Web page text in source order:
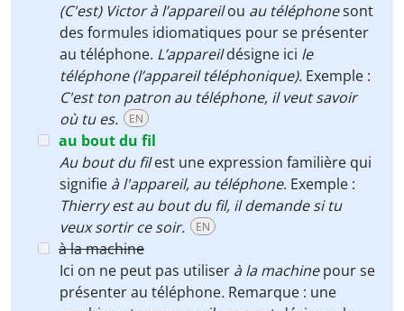
(C'est) Victor à l’appareilou au téléphonesont
des formules idiomatiques pour se présenter
au téléphone. L’appareildésigne ici le
téléphone (l’appareil téléphonique). Exemple :
C'est ton patron au téléphone, il veut savoir
où tu es.
EN
au bout du fil
Au bout du filest une expression familière qui
signifie à l'appareil, au téléphone. Exemple :
Thierry est au bout du fil, il demande si tu
veux sortir ce soir.
EN
à la machine
Ici on ne peut pas utiliser à la machinepour se
présenter au téléphone. Remarque : une